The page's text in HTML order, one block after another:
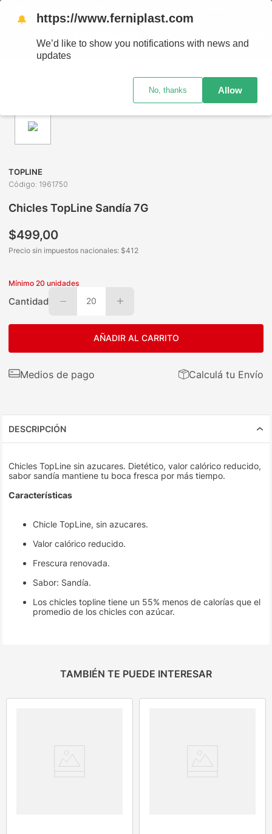
TOPLINE
Código: 1961750
Chicles TopLine Sandía 7G
$499,00
Precio sin impuestos nacionales: $412
Mínimo20 unidades
Cantidad 20
AÑADIR AL CARRITO
Medios de pago Calculá tu Envío
DESCRIPCIÓN
Chicles TopLine sin azucares. Dietético, valor calórico reducido,
sabor sandía mantiene tu boca fresca por más tiempo.
Características
Chicle TopLine, sin azucares.
Valor calórico reducido.
Frescura renovada.
Sabor: Sandía.
Los chicles topline tiene un 55% menos de calorías que el
promedio de los chicles con azúcar.
TAMBIÉN TE PUEDE INTERESAR
🔔 https://www.ferniplast.com
We’d like to show you notifications with news and
updates
No, thanks Allow